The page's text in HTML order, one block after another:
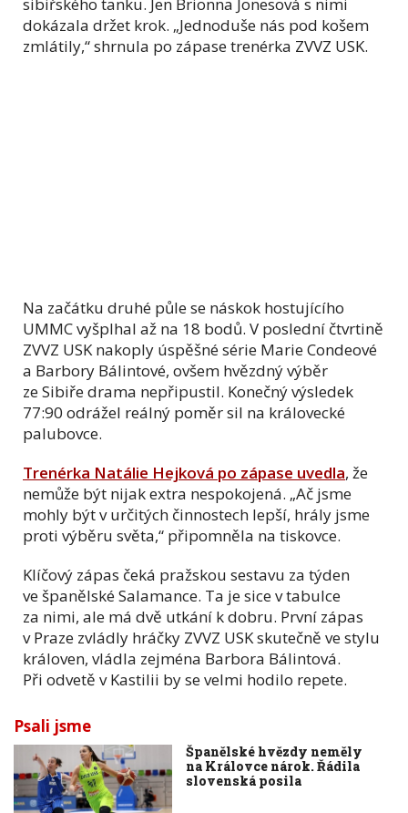
sibiřského tanku. Jen Brionna Jonesová s nimi
dokázala držet krok. „Jednoduše nás pod košem
zmlátily,“ shrnula po zápase trenérka ZVVZ USK.
Na začátku druhé půle se náskok hostujícího
UMMC vyšplhal až na 18 bodů. V poslední čtvrtině
ZVVZ USK nakoply úspěšné série Marie Condeové
a Barbory Bálintové, ovšem hvězdný výběr
ze Sibiře drama nepřipustil. Konečný výsledek
77:90 odrážel reálný poměr sil na královecké
palubovce.
Trenérka Natálie Hejková po zápase uvedla, že
nemůže být nijak extra nespokojená. „Ač jsme
mohly být v určitých činnostech lepší, hrály jsme
proti výběru světa,“ připomněla na tiskovce.
Klíčový zápas čeká pražskou sestavu za týden
ve španělské Salamance. Ta je sice v tabulce
za nimi, ale má dvě utkání k dobru. První zápas
v Praze zvládly hráčky ZVVZ USK skutečně ve stylu
královen, vládla zejména Barbora Bálintová.
Při odvetě v Kastilii by se velmi hodilo repete.
Psali jsme
Španělské hvězdy neměly
na Královce nárok. Řádila
slovenská posila